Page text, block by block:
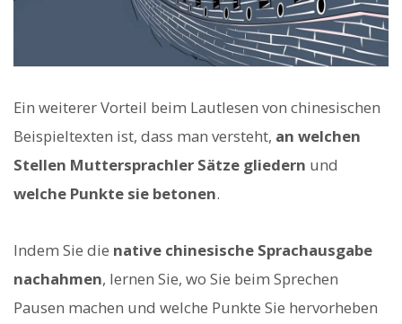
Ein weiterer Vorteil beim Lautlesen von chinesischen
Beispieltexten ist, dass man versteht, an welchen
Stellen Muttersprachler Sätze gliedern und
welche Punkte sie betonen.
Indem Sie die native chinesische Sprachausgabe
nachahmen, lernen Sie, wo Sie beim Sprechen
Pausen machen und welche Punkte Sie hervorheben